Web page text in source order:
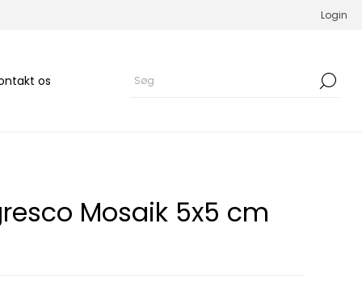
Login
os
Mosaik 5x5 cm